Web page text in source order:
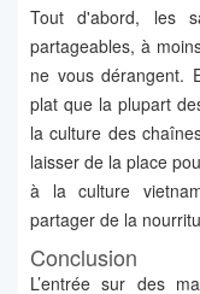
Tout d'abord, les
partageables, à
ne vous dérangent.
plat que la plupart
la culture des
laisser de la place
à la culture
partager de la
Conclusion
L’entrée sur des